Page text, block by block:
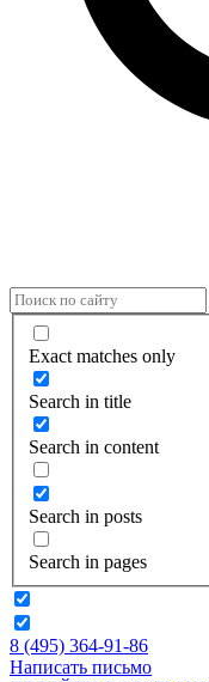
Exact matches only
Search in title
Search in content
Search in posts
Search in pages
8 (495) 364-91-86
Написать письмо